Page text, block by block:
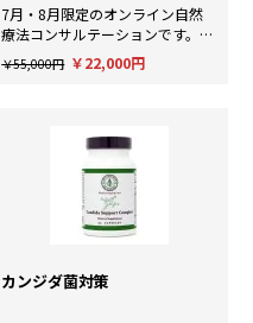
7月・8月限定のオンライン自然
療法コンサルテーションです。AI
による一般的な回答ではなく、臨
床経験にもとづいた個別のアドバ
￥55,000円 ￥22,000円
カンジダ菌対策